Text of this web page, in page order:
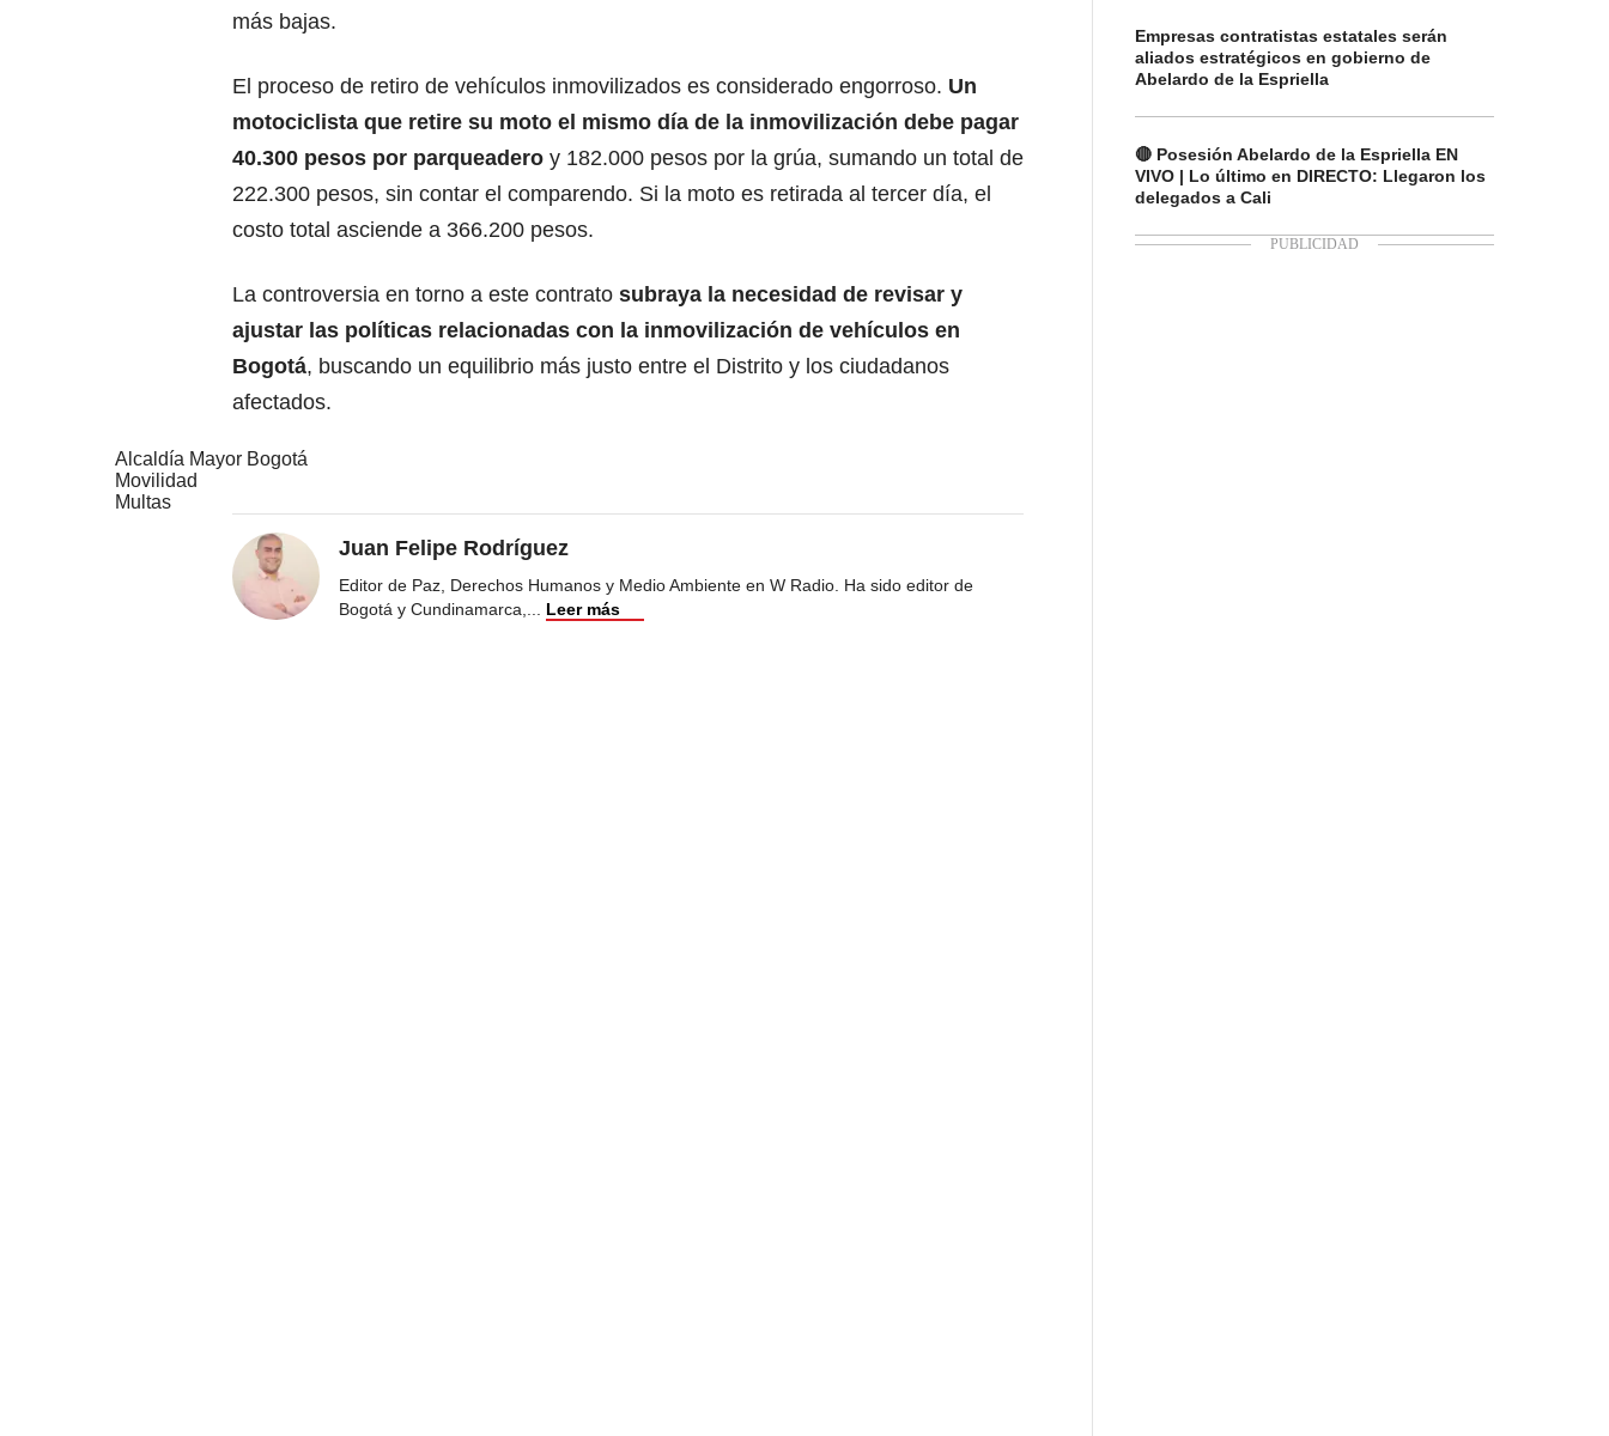
más bajas.
El proceso de retiro de vehículos inmovilizados es considerado engorroso. Un
motociclista que retire su moto el mismo día de la inmovilización debe pagar
40.300 pesos por parqueadero y 182.000 pesos por la grúa, sumando un total de
222.300 pesos, sin contar el comparendo. Si la moto es retirada al tercer día, el
costo total asciende a 366.200 pesos.
La controversia en torno a este contrato subraya la necesidad de revisar y
ajustar las políticas relacionadas con la inmovilización de vehículos en
Bogotá, buscando un equilibrio más justo entre el Distrito y los ciudadanos
afectados.
Alcaldía Mayor Bogotá
Movilidad
Multas
Juan Felipe Rodríguez
Editor de Paz, Derechos Humanos y Medio Ambiente en W Radio. Ha sido editor de
Bogotá y Cundinamarca,... Leer más
Empresas contratistas estatales serán
aliados estratégicos en gobierno de
Abelardo de la Espriella
🔴 Posesión Abelardo de la Espriella EN
VIVO | Lo último en DIRECTO: Llegaron los
delegados a Cali